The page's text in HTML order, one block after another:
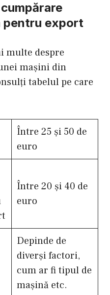
pentru export
multe despre
mașini din
tabelul pe care
Între 25 și 50 de
euro
Între 20 și 40 de
euro
Depinde de
diverși factori,
cum ar fi tipul de
mașină etc.